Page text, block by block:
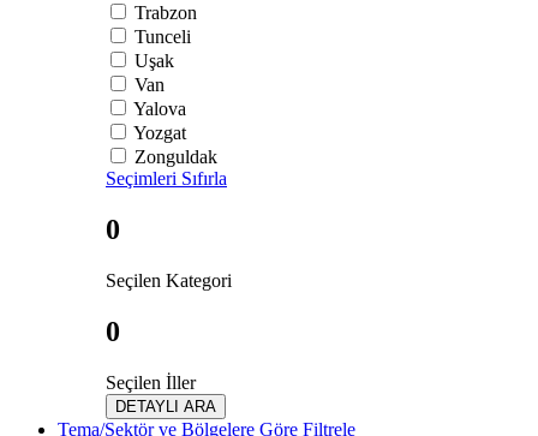
Trabzon
Tunceli
Uşak
Van
Yalova
Yozgat
Zonguldak
Seçimleri Sıfırla
0
Seçilen Kategori
0
Seçilen İller
DETAYLI ARA
Tema/Sektör ve Bölgelere Göre Filtrele